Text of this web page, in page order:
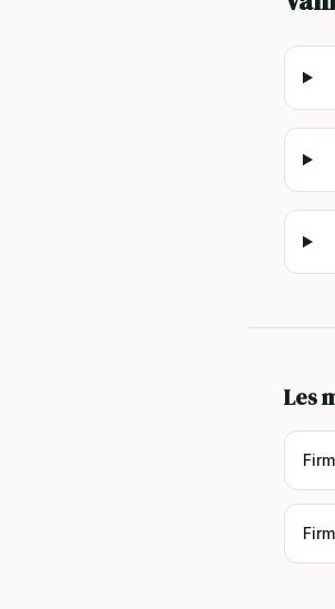
Les